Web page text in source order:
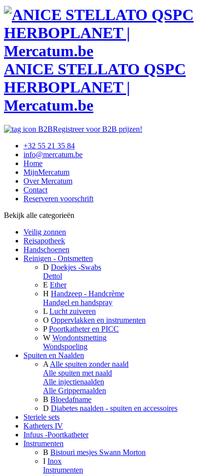
ANICE STELLATO QSPC
HERBOPLANET |
Mercatum.be
Registreer voor B2B prijzen!
+32 55 21 35 84
info@mercatum.be
Home
MijnMercatum
Over Mercatum
Contact
Reserveren voorschrift
Bekijk alle categorieën
Veilig zonnen
Reisapotheek
Handschoenen
Reinigen - Ontsmetten
D Doekjes -Swabs
Dettol
E Ether
H Handzeep - Handcrème
Handgel en handspray
L Lucht zuiveren
O Oppervlakken en instrumenten
P Poortkatheter en PICC
W Wondontsmetting
Wondspoeling
Spuiten en Naalden
A Alle spuiten zonder naald
Alle spuiten met naald
Alle injectienaalden
Alle Grippernaalden
B Bloedafname
D Diabetes naalden - spuiten en accessoires
Steriele sets
Katheters IV
Infuus -Poortkatheter
Instrumenten
B Bistouri mesjes Swann Morton
I Inox
Instrumenten